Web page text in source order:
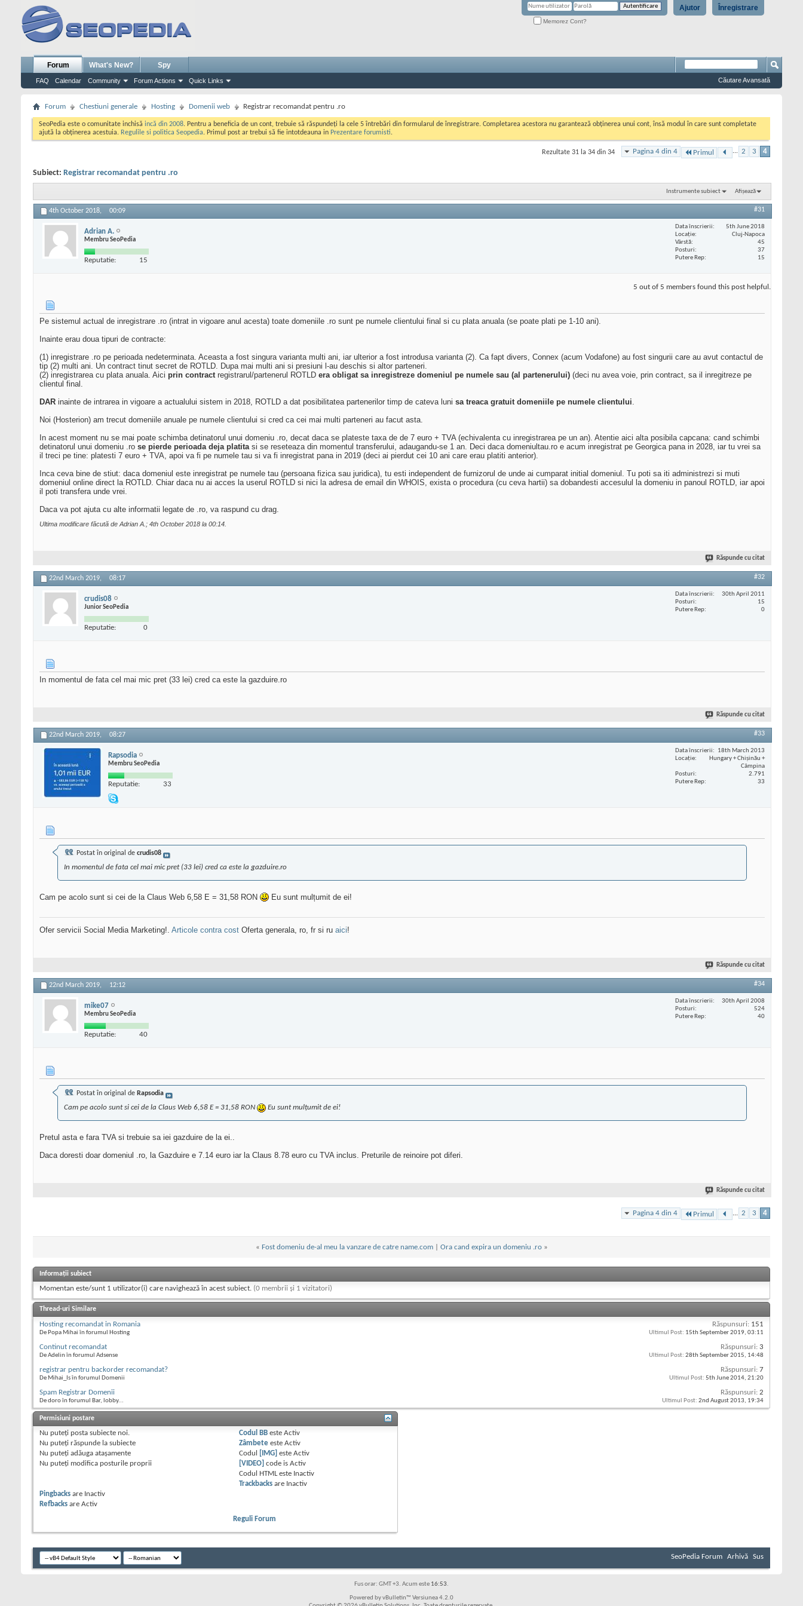
Înregistrare
Ajutor
Memorez Cont?
Forum
FAQ Calendar Community Forum Actions Quick Links
What's New? Spy
Căutare Avansată
Forum Chestiuni generale Hosting Domenii web Registrar recomandat pentru .ro
SeoPedia este o comunitate inchisă incă din 2008. Pentru a beneficia de un cont, trebuie să răspundeți la cele 5 întrebări din formularul de înregistrare. Completarea acestora nu garantează obținerea unui cont, însă modul în care sunt completate
ajută la obținerea acestuia. Regulile si politica Seopedia. Primul post ar trebui să fie intotdeauna in Prezentare forumisti.
Pagina 4 din 4 Primul ... 2 3 4
Rezultate 31 la 34 din 34
Subiect: Registrar recomandat pentru .ro
Instrumente subiect Afișează
4th October 2018, 00:09 #31
Adrian A.
Membru SeoPedia
Reputatie: 15
Data înscrierii
5th June 2018
Locaţie
Cluj-Napoca
Vârstă
45
Posturi
37
Putere Rep
15
5 out of 5 members found this post helpful.
Pe sistemul actual de inregistrare .ro (intrat in vigoare anul acesta) toate domeniile .ro sunt pe numele clientului final si cu plata anuala (se poate plati pe 1-10 ani).
Inainte erau doua tipuri de contracte:
(1) inregistrare .ro pe perioada nedeterminata. Aceasta a fost singura varianta multi ani, iar ulterior a fost introdusa varianta (2). Ca fapt divers, Connex (acum Vodafone) au fost singurii care au avut contactul de
tip (2) multi ani. Un contract tinut secret de ROTLD. Dupa mai multi ani si presiuni l-au deschis si altor parteneri.
(2) inregistrarea cu plata anuala. Aici prin contractregistrarul/partenerul ROTLD era obligat sa inregistreze domeniul pe numele sau (al partenerului) (deci nu avea voie, prin contract, sa il inregitreze pe
clientul final.
DAR inainte de intrarea in vigoare a actualului sistem in 2018, ROTLD a dat posibilitatea partenerilor timp de cateva luni sa treaca gratuit domeniile pe numele clientului.
Noi (Hosterion) am trecut domeniile anuale pe numele clientului si cred ca cei mai multi parteneri au facut asta.
In acest moment nu se mai poate schimba detinatorul unui domeniu .ro, decat daca se plateste taxa de de 7 euro + TVA (echivalenta cu inregistrarea pe un an). Atentie aici alta posibila capcana: cand schimbi
detinatorul unui domeniu .ro se pierde perioada deja platitasi se reseteaza din momentul transferului, adaugandu-se 1 an. Deci daca domeniultau.ro e acum inregistrat pe Georgica pana in 2028, iar tu vrei sa
il treci pe tine: platesti 7 euro + TVA, apoi va fi pe numele tau si va fi inregistrat pana in 2019 (deci ai pierdut cei 10 ani care erau platiti anterior).
Inca ceva bine de stiut: daca domeniul este inregistrat pe numele tau (persoana fizica sau juridica), tu esti independent de furnizorul de unde ai cumparat initial domeniul. Tu poti sa iti administrezi si muti
domeniul online direct la ROTLD. Chiar daca nu ai acces la userul ROTLD si nici la adresa de email din WHOIS, exista o procedura (cu ceva hartii) sa dobandesti accesulul la domeniu in panoul ROTLD, iar apoi
il poti transfera unde vrei.
Daca va pot ajuta cu alte informatii legate de .ro, va raspund cu drag.
Ultima modificare făcută de Adrian A.; 4th October 2018 la 00:14
Răspunde cu citat
22nd March 2019, 08:17 #32
crudis08
Junior SeoPedia
Reputatie: 0
Data înscrierii
30th April 2011
Posturi
15
Putere Rep
0
In momentul de fata cel mai mic pret (33 lei) cred ca este la gazduire.ro
Răspunde cu citat
22nd March 2019, 08:27 #33
Rapsodia
Membru SeoPedia
Reputatie: 33
Data înscrierii
18th March 2013
Locaţie
Hungary + Chișinău +
Câmpina
Posturi
2.791
Putere Rep
33
Postat în original de crudis08
In momentul de fata cel mai mic pret (33 lei) cred ca este la gazduire.ro
Cam pe acolo sunt si cei de la Claus Web 6,58 E = 31,58 RON Eu sunt mulțumit de ei!
Ofer servicii Social Media Marketing!. Articole contra cost Oferta generala, ro, fr si ru aici!
Răspunde cu citat
22nd March 2019, 12:12 #34
mike07
Membru SeoPedia
Reputatie: 40
Data înscrierii
30th April 2008
Posturi
524
Putere Rep
40
Postat în original de Rapsodia
Cam pe acolo sunt si cei de la Claus Web 6,58 E = 31,58 RON Eu sunt mulțumit de ei!
Pretul asta e fara TVA si trebuie sa iei gazduire de la ei..
Daca doresti doar domeniul .ro, la Gazduire e 7.14 euro iar la Claus 8.78 euro cu TVA inclus. Preturile de reinoire pot diferi.
Răspunde cu citat
Pagina 4 din 4 Primul ... 2 3 4
« Fost domeniu de-al meu la vanzare de catre name.com| Ora cand expira un domeniu .ro »
Informații subiect
Momentan este/sunt 1 utilizator(i) care navighează în acest subiect. (0 membrii și 1 vizitatori)
Thread-uri Similare
Hosting recomandat in Romania
De Popa Mihai în forumul Hosting
Răspunsuri: 151
Ultimul Post: 15th September 2019, 03:11
Continut recomandat
De Adelin în forumul Adsense
Răspunsuri: 3
Ultimul Post: 28th September 2015, 14:48
registrar pentru backorder recomandat?
De Mihai_Is în forumul Domenii
Răspunsuri: 7
Ultimul Post: 5th June 2014, 21:20
Spam Registrar Domenii
De doro în forumul Bar, lobby...
Răspunsuri: 2
Ultimul Post: 2nd August 2013, 19:34
Permisiuni postare
Nu puteţi posta subiecte noi.
Nu puteţi răspunde la subiecte
Nu puteţi adăuga ataşamente
Nu puteţi modifica posturile proprii
Codul BB esteActiv
Zâmbete esteActiv
Codul
[IMG] esteActiv
[VIDEO] code isActiv
Codul HTML este Inactiv
Trackbacks are Inactiv
Pingbacks are Inactiv
Refbacks are Activ
Reguli Forum
SeoPedia Forum Arhivă Sus
Fus orar: GMT +3. Acum este 16:53.
Powered by vBulletin™ Versiunea 4.2.0